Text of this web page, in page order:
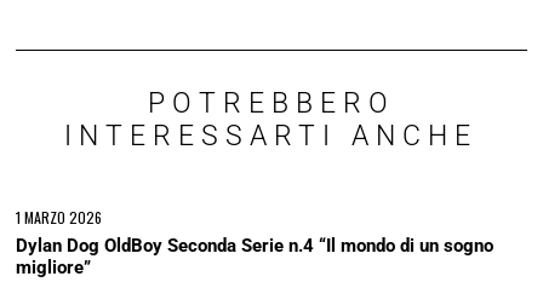
POTREBBERO
INTERESSARTI ANCHE
1 MARZO 2026
Dylan Dog OldBoy Seconda Serie n.4 “Il mondo di un sogno
migliore”